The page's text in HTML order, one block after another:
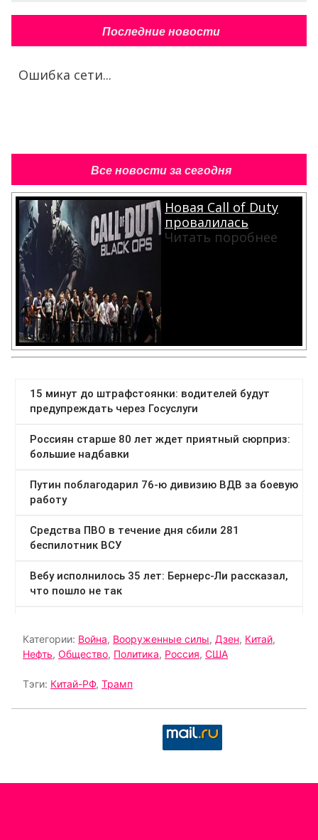
Последние новости
Ошибка сети...
Все новости за сегодня
Новая Call of Duty
провалилась
Читать поробнее
Категории: Война, Вооруженные силы, Дзен, Китай,
Нефть, Общество, Политика, Россия, США
Тэги: Китай-РФ, Трамп